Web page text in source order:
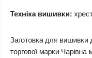
Техніка вишивки:
Заготовка для вишивки
торгової марки Чарівна